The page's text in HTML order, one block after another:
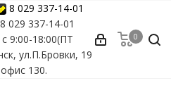
8 029 337-14-01
8 029 337-14-01
9:00-18:00(ПТ
ул.П.Бровки, 19
130.
0